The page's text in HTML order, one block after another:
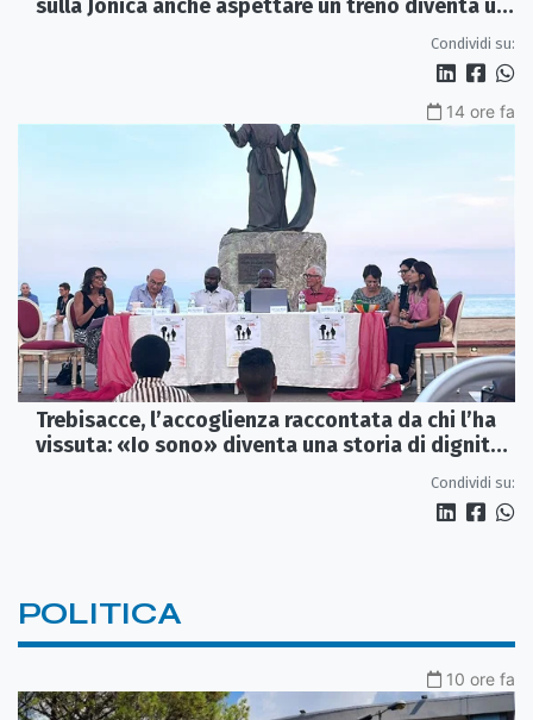
sulla Jonica anche aspettare un treno diventa un
Condividi su:
14 ore fa
Trebisacce, l’accoglienza raccontata da chi l’ha
vissuta: «Io sono» diventa una storia di dignità
Condividi su:
POLITICA
10 ore fa